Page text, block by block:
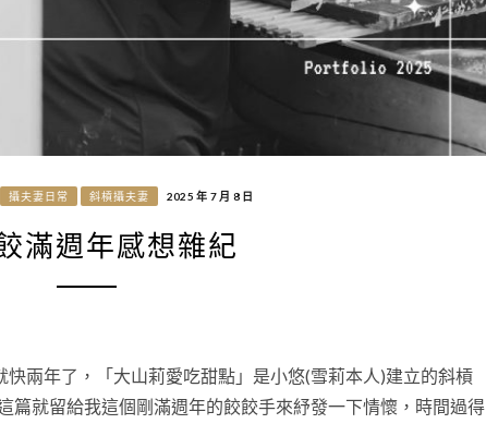
攝夫妻日常 斜槓攝夫妻 2025 年 7 月 8 日
滿週年感想雜紀
兩年了，「大山莉愛吃甜點」是小悠(雪莉本人)建立的斜槓
篇就留給我這個剛滿週年的餃餃手來紓發一下情懷，時間過得